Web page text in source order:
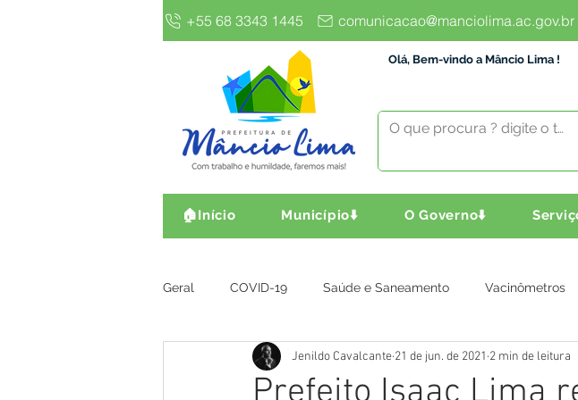
+55 68 3343 1445 comunicacao@manciolima.ac.gov.br
Olá, Bem-vindo a Mâncio Lima !
🏠Início Município⬇️ O Governo⬇️
Geral COVID-19 Saúde e Saneamento Vacinômetros
Gestão e Finanças Infra, Obra e Transporte
Jenildo Cavalcante 21 de jun. de 2021 2 min de leitura